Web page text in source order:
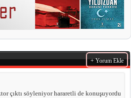
+ Yorum Ekle
çıktı söyleniyor hararetli de konuşuyordu